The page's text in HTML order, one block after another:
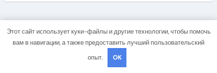
Вы пропустили
Этот сайт использует куки-файлы и другие технологии, чтобы помочь
вам в навигации, а также предоставить лучший пользовательский
опыт.
OK